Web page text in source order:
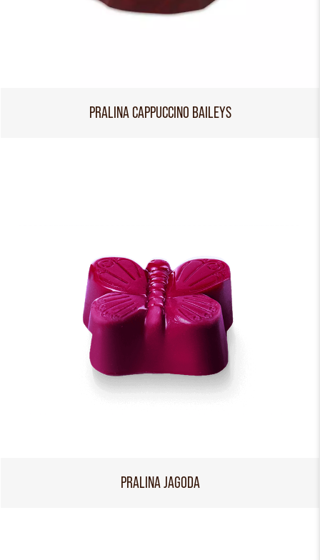
PRALINA CAPPUCCINO BAILEYS
PRALINA JAGODA